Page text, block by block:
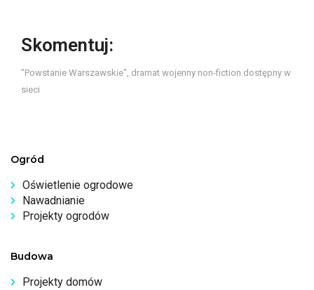
Skomentuj:
"Powstanie Warszawskie", dramat wojenny non-fiction dostępny w
sieci
Ogród
Oświetlenie ogrodowe
Nawadnianie
Projekty ogrodów
Budowa
Projekty domów